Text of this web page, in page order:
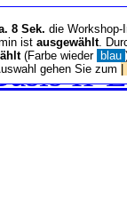
|
8 Sek. die Workshop-
ist ausgewählt.
(Farbe wieder blau
gehen Sie zum